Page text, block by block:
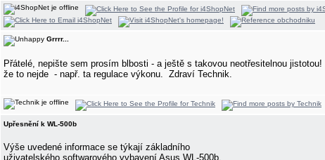
Grrrr...
Přátelé, nepište sem prosím blbosti - a ještě s takovou neotřesitelnou jistotou!
že to nejde - např. ta regulace výkonu. Zdraví Technik.
Upřesnění k WL-500b
Výše uvedené informace se týkají základního
uživatelského softwarového vybavení Asus WL-500b.